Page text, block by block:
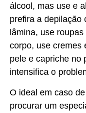
álcool, mas use e
prefira a depilação
lâmina, use
corpo, use cremes
pele e capriche no
intensifica o
O ideal em caso
procurar um